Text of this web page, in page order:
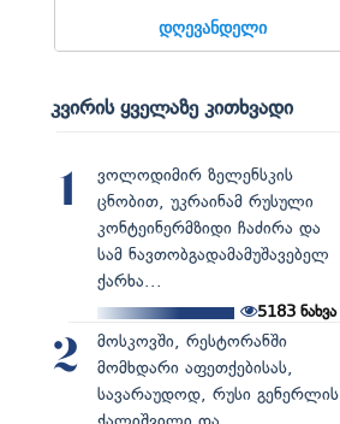
დღევანდელი
კვირის ყველაზე კითხვადი
1
ვოლოდიმირ ზელენსკის
ცნობით, უკრაინამ რუსული
კონტეინერმზიდი ჩაძირა და
სამ ნავთობგადამამუშავებელ
ქარხა...
5183 ნახვა
2
მოსკოვში, რესტორანში
მომხდარი აფეთქებისას,
სავარაუდოდ, რუსი გენერლის